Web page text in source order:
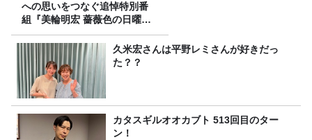
への思いをつなぐ追悼特別番
組『美輪明宏 薔薇色の日曜日
～ごきげんよう、ルンルン
～』8/9（日）16時放送久米宏さんは平野レミさんが好きだっ
た？？
カタスギルオオカブト 513回目のター
ン！